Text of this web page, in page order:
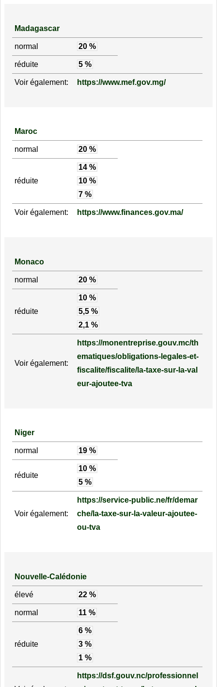
Madagascar
normal 20 %
réduite 5 %
Voir également: https://www.mef.gov.mg/
Maroc
normal 20 %
réduite
14 %
10 %
7 %
Voir également: https://www.finances.gov.ma/
Monaco
normal 20 %
réduite
10 %
5,5 %
2,1 %
Voir également:
https://monentreprise.gouv.mc/th
ematiques/obligations-legales-et-
fiscalite/fiscalite/la-taxe-sur-la-val
eur-ajoutee-tva
Niger
normal 19 %
réduite
10 %
5 %
Voir également:
https://service-public.ne/fr/demar
che/la-taxe-sur-la-valeur-ajoutee-
ou-tva
Nouvelle-Calédonie
élevé 22 %
normal 11 %
réduite
6 %
3 %
1 %
https://dsf.gouv.nc/professionnel